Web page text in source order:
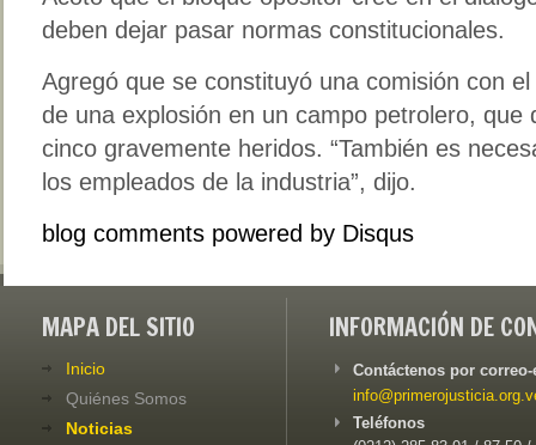
deben dejar pasar normas constitucionales.
Agregó que se constituyó una comisión con
de una explosión en un campo petrolero, que
cinco gravemente heridos. “También es
los empleados de la industria”, dijo.
blog comments powered by Disqus
MAPA DEL SITIO
Inicio
Quiénes Somos
Noticias
INFORMACIÓN DE
Contáctenos por
Teléfonos